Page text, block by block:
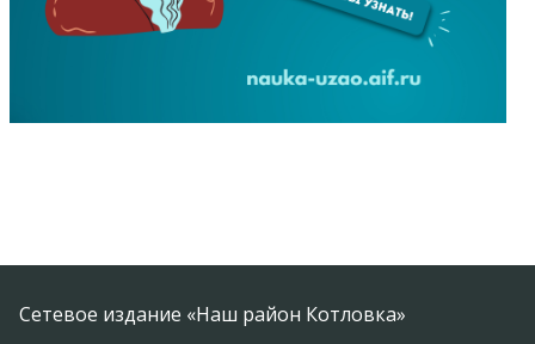
Сетевое издание «Наш район Котловка»